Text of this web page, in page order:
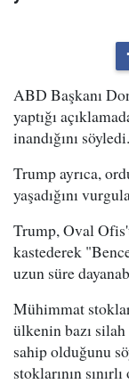
ABD Başkanı
yaptığı
inandığını söyledi.
Trump ayrıca,
yaşadığını
Trump, Oval
kastederek
uzun süre
Mühimmat
ülkenin bazı silah
sahip olduğunu
stoklarının